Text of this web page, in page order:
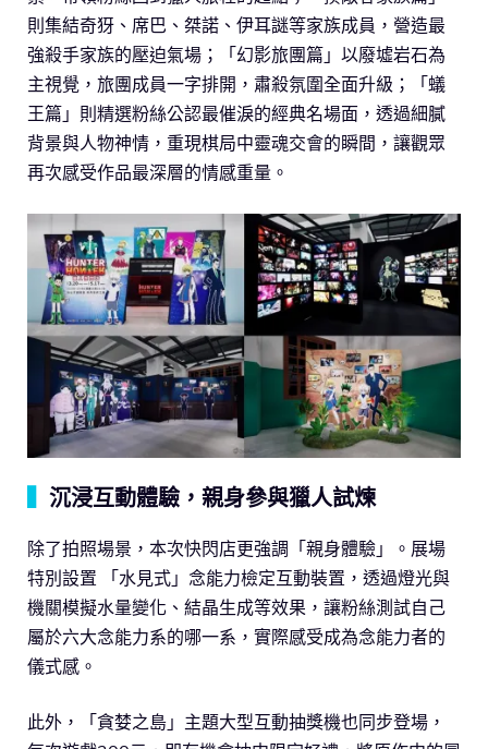
則集結奇犽、席巴、桀諾、伊耳謎等家族成員，營造最
強殺手家族的壓迫氣場；「幻影旅團篇」以廢墟岩石為
主視覺，旅團成員一字排開，肅殺氛圍全面升級；「蟻
王篇」則精選粉絲公認最催淚的經典名場面，透過細膩
背景與人物神情，重現棋局中靈魂交會的瞬間，讓觀眾
再次感受作品最深層的情感重量。
沉浸互動體驗，親身參與獵人試煉
除了拍照場景，本次快閃店更強調「親身體驗」。展場
特別設置 「水見式」念能力檢定互動裝置，透過燈光與
機關模擬水量變化、結晶生成等效果，讓粉絲測試自己
屬於六大念能力系的哪一系，實際感受成為念能力者的
儀式感。
此外，「貪婪之島」主題大型互動抽獎機也同步登場，